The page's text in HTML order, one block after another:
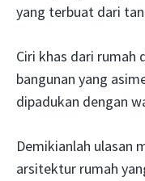
yang terbuat dari
Ciri khas dari rumah
bangunan yang
dipadukan dengan
Demikianlah ulasan
arsitektur rumah